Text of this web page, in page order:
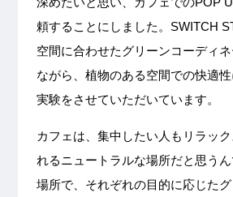
頼することにしました。SWITCH
空間に合わせたグリーンコーディ
ながら、植物のある空間での快適
実験をさせていただいています。
カフェは、集中したい人もリラッ
れるニュートラルな場所だと思う
場所で、それぞれの目的に応じた